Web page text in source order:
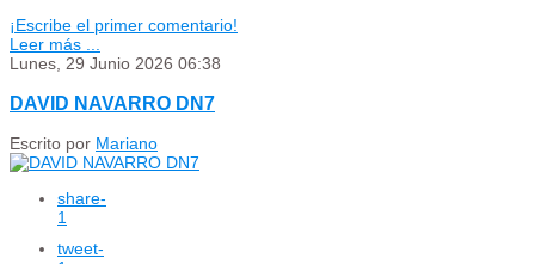
¡Escribe el primer comentario!
Leer más ...
Lunes, 29 Junio 2026 06:38
DAVID NAVARRO DN7
Escrito por Mariano
share-
1
tweet-